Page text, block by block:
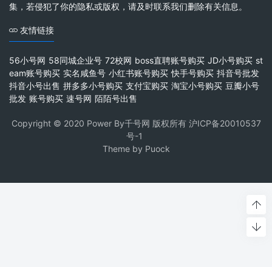
集，若侵犯了你的隐私或版权，请及时联系我们删除有关信息。
友情链接
56小号网 58同城企业号 72校网 boss直聘账号购买 JD小号购买 st
eam账号购买 实名咸鱼号 小红书账号购买 快手号购买 抖音号批发
抖音小号出售 拼多多小号购买 支付宝购买 淘宝小号购买 豆瓣小号
批发 账号购买 速号网 陌陌号出售
Copyright © 2020 Power By千号网 版权所有 沪ICP备20010537
号-1
Theme by Puock